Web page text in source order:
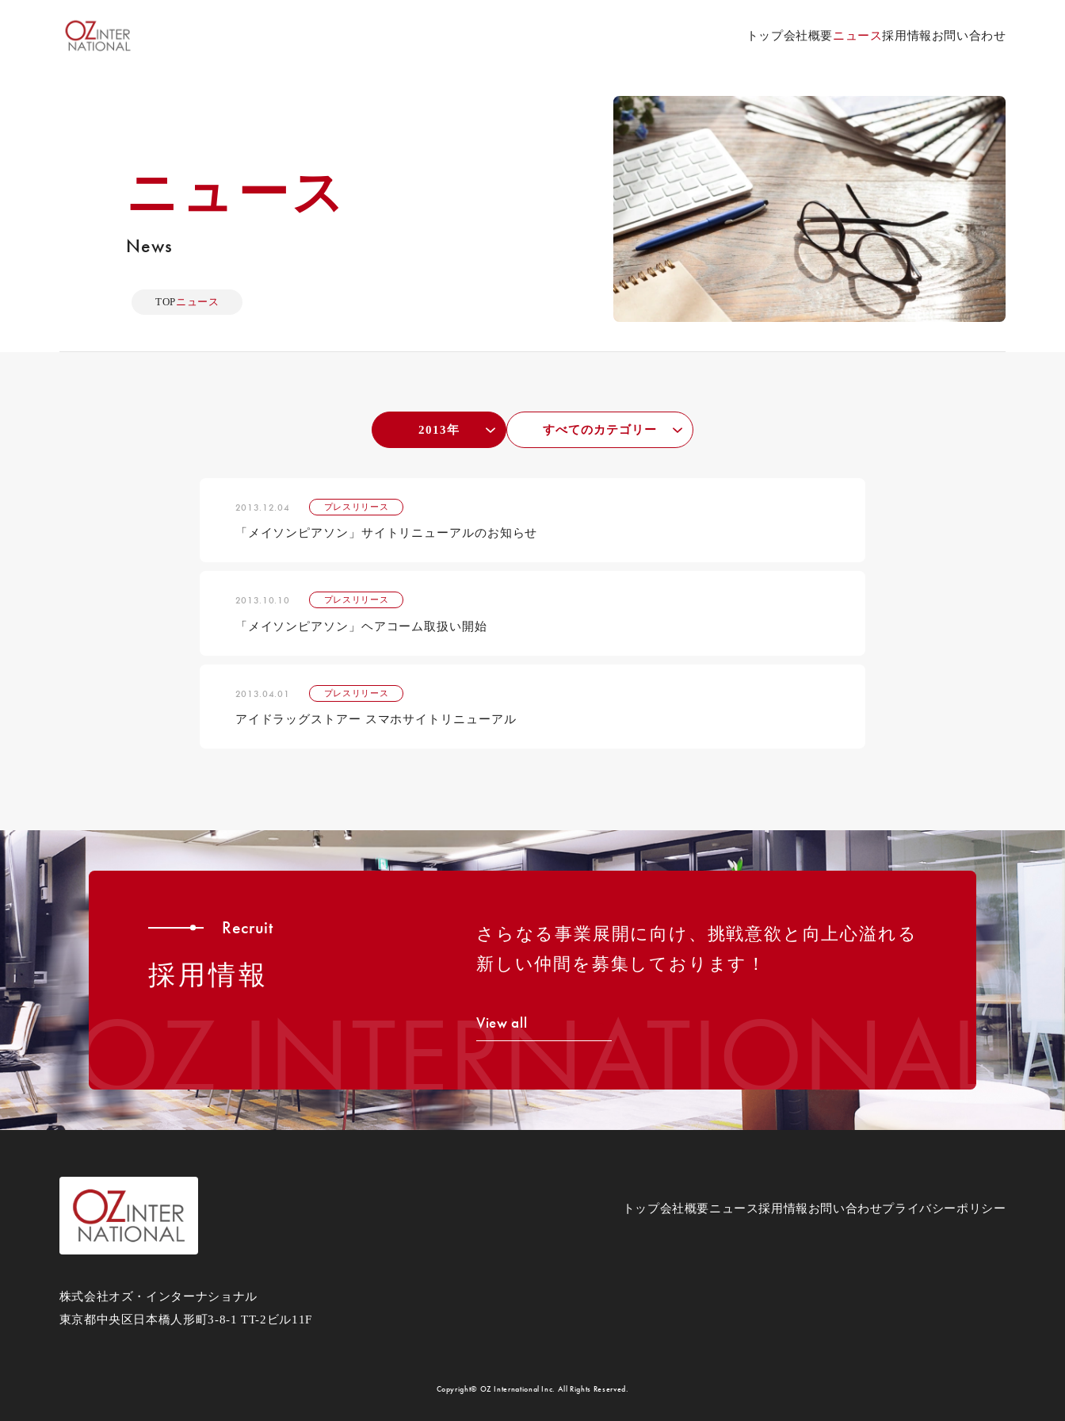
トップ会社概要ニュース採用情報お問い合わせ
News
ニュース
TOPニュース
2013年 すべてのカテゴリー
2013.12.04 プレスリリース
「メイソンピアソン」サイトリニューアルのお知らせ
2013.10.10 プレスリリース
「メイソンピアソン」ヘアコーム取扱い開始
2013.04.01 プレスリリース
アイドラッグストアー スマホサイトリニューアル
Recruit
採用情報
さらなる事業展開に向け、 挑戦意欲と向上心溢れる
新しい仲間を募集しております！
View all
OZ INTERNATIONAL
株式会社オズ・インターナショナル
東京都中央区日本橋人形町3-8-1 TT-2ビル11F
トップ会社概要ニュース採用情報お問い合わせプライバシーポリシー
Copyright© OZ International Inc. All Rights Reserved.